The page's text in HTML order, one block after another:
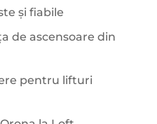
și fiabile
de ascensoare din
pentru lifturi